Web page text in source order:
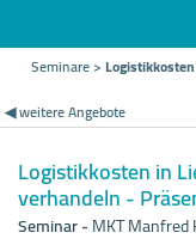
Seminare>
◀ weitere Angebote
Logistikkosten in
verhandeln -
Seminar-MKT